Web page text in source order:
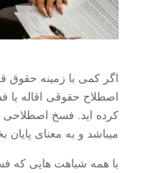
اگر کمی با زمینه حقوق
اصطلاح حقوقی اقاله یا
کرده اید. فسخ
میباشد و به معنای پایان
با همه شباهت هایی که